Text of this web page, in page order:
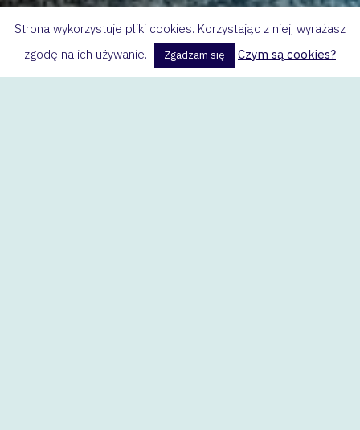
Strona wykorzystuje pliki cookies. Korzystając z niej, wyrażasz
zgodę na ich używanie.
Zgadzam się Czym są cookies?